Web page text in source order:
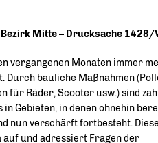
Bezirk Mitte – Drucksache
vergangenen Monaten immer
Durch bauliche Maßnahmen
für Räder, Scooter usw.) sind
in Gebieten, in denen ohnehin
nun verschärft fortbesteht.
auf und adressiert Fragen der